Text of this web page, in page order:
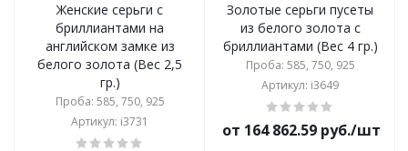
Женские серьги с
бриллиантами на
английском замке из
белого золота (Вес 2,5
гр.)
Проба: 585, 750, 925
Артикул: i3731
Золотые серьги пусеты
из белого золота с
бриллиантами (Вес 4 гр.)
Проба: 585, 750, 925
Артикул: i3649
от 164 862.59 руб./шт